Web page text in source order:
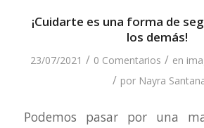
¡Cuidarte es una forma de
los demás!
23/07/2021 / 0 Comentarios / en
/ por Nayra
Podemos pasar por una